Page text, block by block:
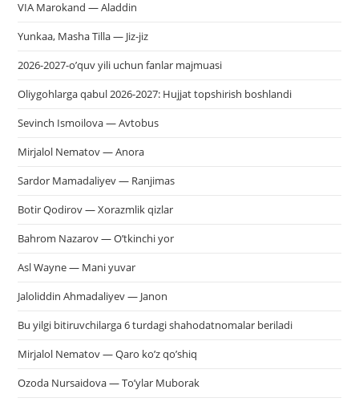
VIA Marokand — Aladdin
Yunkaa, Masha Tilla — Jiz-jiz
2026-2027-o’quv yili uchun fanlar majmuasi
Oliygohlarga qabul 2026-2027: Hujjat topshirish boshlandi
Sevinch Ismoilova — Avtobus
Mirjalol Nematov — Anora
Sardor Mamadaliyev — Ranjimas
Botir Qodirov — Xorazmlik qizlar
Bahrom Nazarov — O’tkinchi yor
Asl Wayne — Mani yuvar
Jaloliddin Ahmadaliyev — Janon
Bu yilgi bitiruvchilarga 6 turdagi shahodatnomalar beriladi
Mirjalol Nematov — Qaro ko’z qo’shiq
Ozoda Nursaidova — To’ylar Muborak